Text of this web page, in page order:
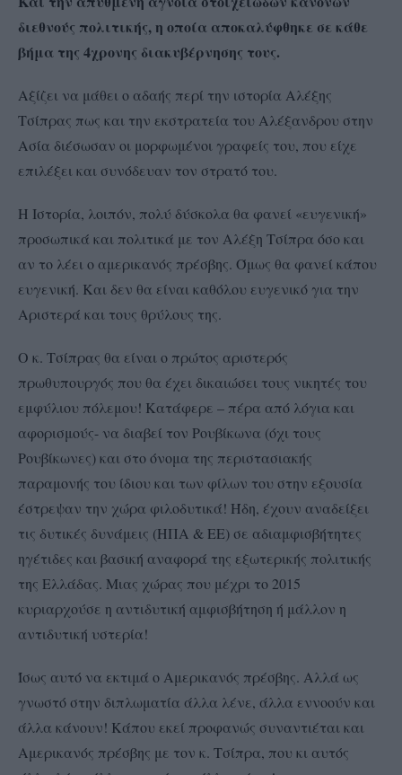
διεθνούς πολιτικής, η οποία αποκαλύφθηκε σε κάθε
βήμα της 4χρονης διακυβέρνησης τους.
Αξίζει να μάθει ο αδαής περί την ιστορία Αλέξης
Τσίπρας πως και την εκστρατεία του Αλέξανδρου στην
Ασία διέσωσαν οι μορφωμένοι γραφείς του, που είχε
επιλέξει και συνόδευαν τον στρατό του.
Η Ιστορία, λοιπόν, πολύ δύσκολα θα φανεί «ευγενική»
προσωπικά και πολιτικά με τον Αλέξη Τσίπρα όσο και
αν το λέει ο αμερικανός πρέσβης. Όμως θα φανεί κάπου
ευγενική. Και δεν θα είναι καθόλου ευγενικό για την
Αριστερά και τους θρύλους της.
Ο κ. Τσίπρας θα είναι ο πρώτος αριστερός
πρωθυπουργός που θα έχει δικαιώσει τους νικητές του
εμφύλιου πόλεμου! Κατάφερε – πέρα από λόγια και
αφορισμούς- να διαβεί τον Ρουβίκωνα (όχι τους
Ρουβίκωνες) και στο όνομα της περιστασιακής
παραμονής του ίδιου και των φίλων του στην εξουσία
έστρεψαν την χώρα φιλοδυτικά! Ήδη, έχουν αναδείξει
τις δυτικές δυνάμεις (ΗΠΑ & ΕΕ) σε αδιαμφισβήτητες
ηγέτιδες και βασική αναφορά της εξωτερικής πολιτικής
της Ελλάδας. Μιας χώρας που μέχρι το 2015
κυριαρχούσε η αντιδυτική αμφισβήτηση ή μάλλον η
αντιδυτική υστερία!
Ίσως αυτό να εκτιμά ο Αμερικανός πρέσβης. Αλλά ως
γνωστό στην διπλωματία άλλα λένε, άλλα εννοούν και
άλλα κάνουν! Κάπου εκεί προφανώς συναντιέται και
Αμερικανός πρέσβης με τον κ. Τσίπρα, που κι αυτός